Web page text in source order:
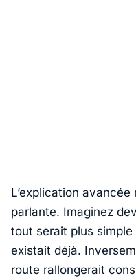
L’explication
parlante. Imaginez
tout serait plus
existait déjà.
route rallongerait